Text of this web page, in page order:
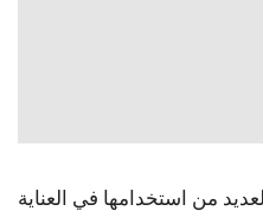
من استخدامها في العناية